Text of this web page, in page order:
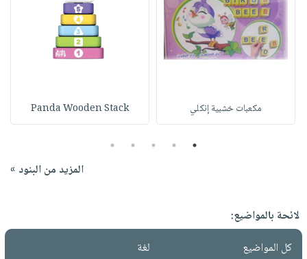
مكعبات خشبية إنكلي Panda Wooden Stack
1
2
3
4
5
المزيد من البنود »
لائحة بالمواضيع:
كل المواضيع
لغة